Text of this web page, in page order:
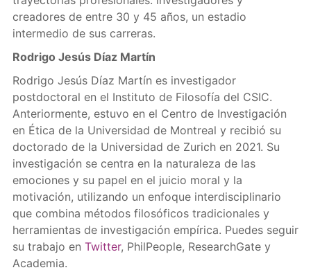
creadores de entre 30 y 45 años, un estadio
intermedio de sus carreras.
Rodrigo Jesús Díaz Martín
Rodrigo Jesús Díaz Martín es investigador
postdoctoral en el Instituto de Filosofía del CSIC.
Anteriormente, estuvo en el Centro de Investigación
en Ética de la Universidad de Montreal y recibió su
doctorado de la Universidad de Zurich en 2021. Su
investigación se centra en la naturaleza de las
emociones y su papel en el juicio moral y la
motivación, utilizando un enfoque interdisciplinario
que combina métodos filosóficos tradicionales y
herramientas de investigación empírica. Puedes seguir
su trabajo en Twitter, PhilPeople, ResearchGate y
Academia.